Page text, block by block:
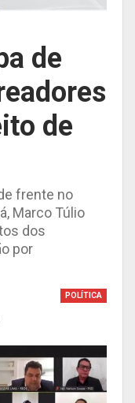
de
de
frente no
Marco Túlio
dos
por
POLÍTICA